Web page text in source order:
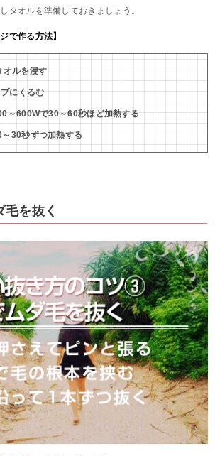
タオルを準備しておきましょう。
で作る方法】
ルを浸す
にくるむ
～600Wで30～60秒ほど加熱する
30秒ずつ加熱する
を抜く